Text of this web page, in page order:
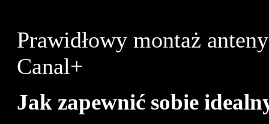
Prawidłowy montaż
Canal+
Jak zapewnić sobie